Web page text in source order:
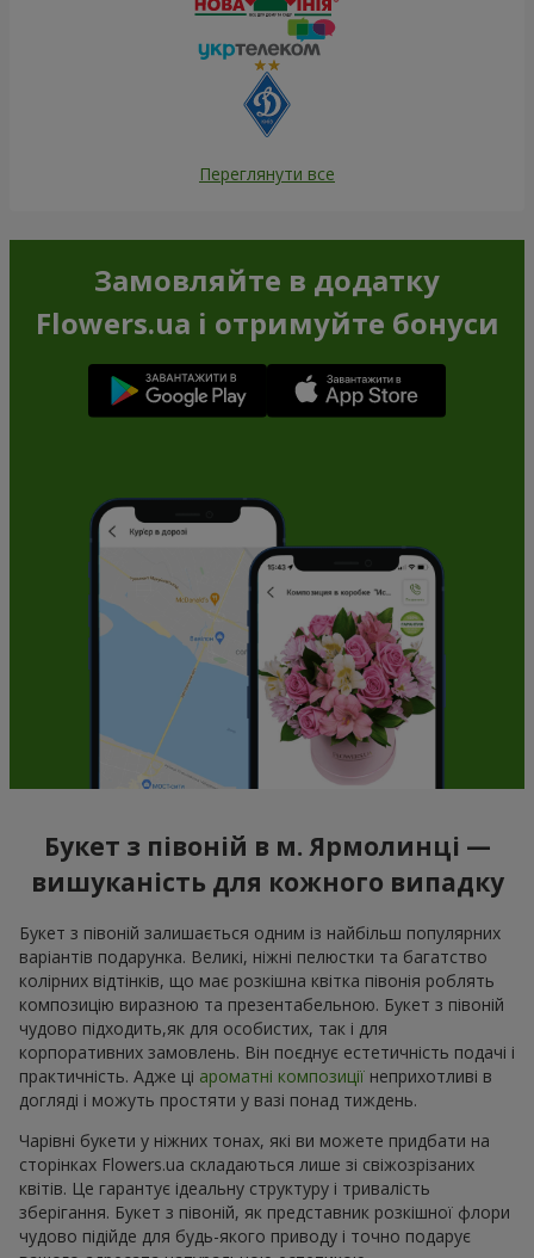
Переглянути все
Замовляйте в додатку
Flowers.ua і отримуйте бонуси
Букет з півоній в м. Ярмолинці —
вишуканість для кожного випадку
Букет з півоній залишається одним із найбільш популярних
варіантів подарунка. Великі, ніжні пелюстки та багатство
колірних відтінків, що має розкішна квітка півонія роблять
композицію виразною та презентабельною. Букет з півоній
чудово підходить,як для особистих, так і для
корпоративних замовлень. Він поєднує естетичність подачі і
практичність. Адже ці ароматні композиції неприхотливі в
догляді і можуть простяти у вазі понад тиждень.
Чарівні букети у ніжних тонах, які ви можете придбати на
сторінках Flowers.ua складаються лише зі свіжозрізаних
квітів. Це гарантує ідеальну структуру і тривалість
зберігання. Букет з півоній, як представник розкішної флори
чудово підійде для будь-якого приводу і точно подарує